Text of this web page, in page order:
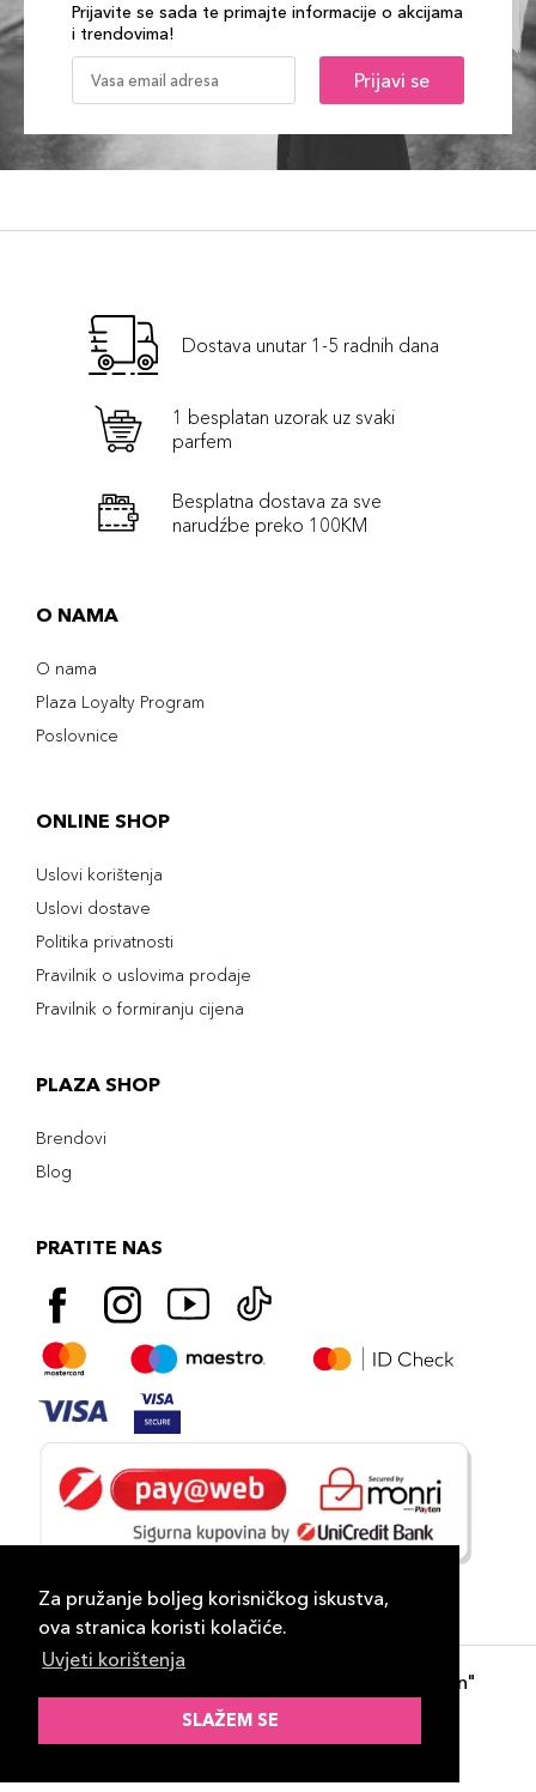
Za pružanje boljeg korisničkog iskustva,
ova stranica koristi kolačiće.
Uvjeti korištenja
SLAŽEM SE
Prijavite se sada te primajte informacije o akcijama
i trendovima!
Prijavi se
Dostava unutar 1-5 radnih dana
1 besplatan uzorak uz svaki
parfem
Besplatna dostava za sve
narudźbe preko 100KM
O NAMA
O nama
Plaza Loyalty Program
Poslovnice
ONLINE SHOP
Uslovi korištenja
Uslovi dostave
Politika privatnosti
Pravilnik o uslovima prodaje
Pravilnik o formiranju cijena
PLAZA SHOP
Brendovi
Blog
PRATITE NAS
- "DP Lux Distribution"
d.o.o. Banja Luka
ID-S Consulting d.o.o. Sarajevo